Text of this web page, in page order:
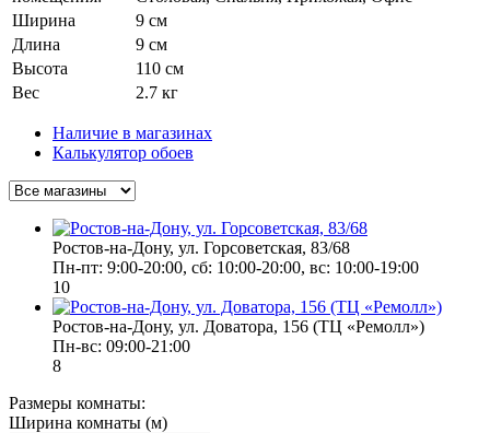
Ширина
9 см
Длина
9 см
Высота
110 см
Вес
2.7 кг
Наличие в магазинах
Калькулятор обоев
Ростов-на-Дону, ул. Горсоветская, 83/68
Пн-пт: 9:00-20:00, сб: 10:00-20:00, вс: 10:00-19:00
10
Ростов-на-Дону, ул. Доватора, 156 (ТЦ «Ремолл»)
Пн-вс: 09:00-21:00
8
Размеры комнаты:
Ширина комнаты (м)